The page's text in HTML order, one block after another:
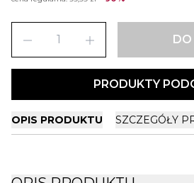
remove add DO
PRODUKTY
OPIS PRODUKTU SZCZEGÓŁY